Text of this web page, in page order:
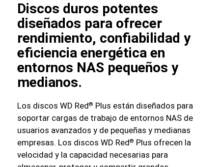
Discos duros potentes
diseñados para ofrecer
rendimiento, confiabilidad y
eficiencia energética en
entornos NAS pequeños y
medianos.
Los discos WD Red® Plus están diseñados para
soportar cargas de trabajo de entornos NAS de
usuarios avanzados y de pequeñas y medianas
empresas. Los discos WD Red® Plus ofrecen la
velocidad y la capacidad necesarias para